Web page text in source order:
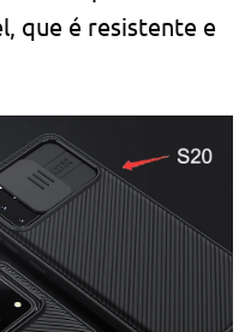
que é resistente e